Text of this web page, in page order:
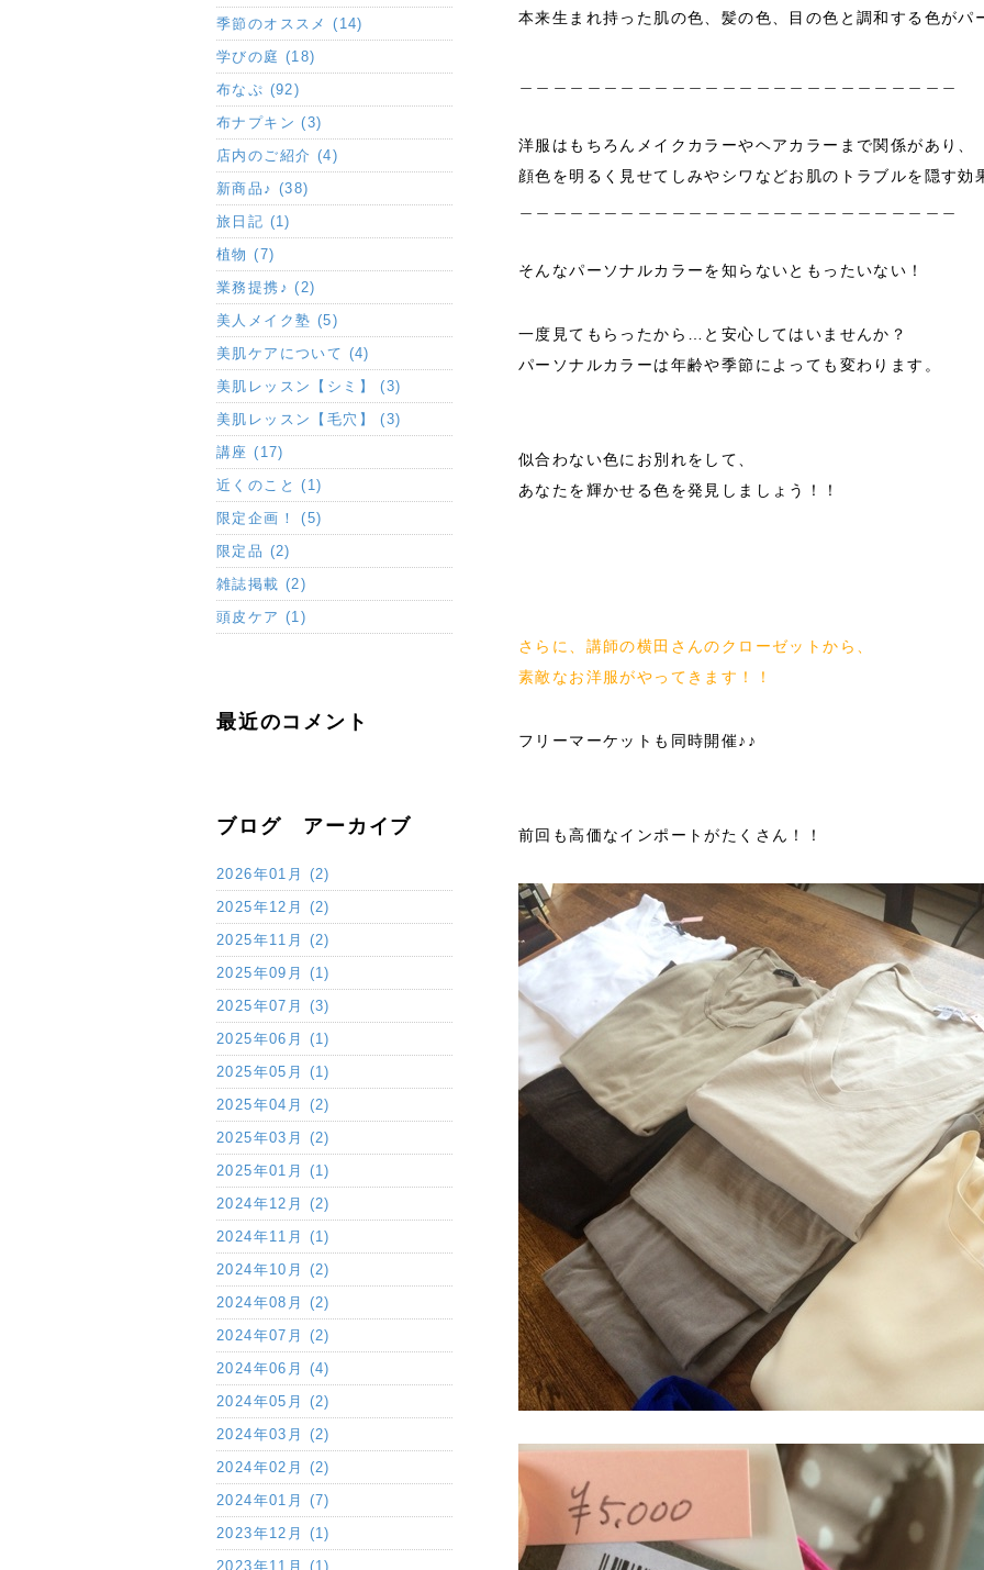
本来生まれ持った肌の色、髪の色、目の色と調和する色がパ
洋服はもちろんメイクカラーやヘアカラーまで関係があり、
顔色を明るく見せてしみやシワなどお肌のトラブルを隠す効
そんなパーソナルカラーを知らないともったいない！
一度見てもらったから…と安心してはいませんか？
パーソナルカラーは年齢や季節によっても変わります。
似合わない色にお別れをして、
あなたを輝かせる色を発見しましょう！！
さらに、講師の横田さんのクローゼットから、
素敵なお洋服がやってきます！！
フリーマーケットも同時開催♪♪
前回も高価なインポートがたくさん！！
季節のオススメ (14)
学びの庭 (18)
布なぷ (92)
布ナプキン (3)
店内のご紹介 (4)
新商品♪ (38)
旅日記 (1)
植物 (7)
業務提携♪ (2)
美人メイク塾 (5)
美肌ケアについて (4)
美肌レッスン【シミ】 (3)
美肌レッスン【毛穴】 (3)
講座 (17)
近くのこと (1)
限定企画！ (5)
限定品 (2)
雑誌掲載 (2)
頭皮ケア (1)
最近のコメント
ブログ アーカイブ
2026年01月 (2)
2025年12月 (2)
2025年11月 (2)
2025年09月 (1)
2025年07月 (3)
2025年06月 (1)
2025年05月 (1)
2025年04月 (2)
2025年03月 (2)
2025年01月 (1)
2024年12月 (2)
2024年11月 (1)
2024年10月 (2)
2024年08月 (2)
2024年07月 (2)
2024年06月 (4)
2024年05月 (2)
2024年03月 (2)
2024年02月 (2)
2024年01月 (7)
2023年12月 (1)
2023年11月 (1)